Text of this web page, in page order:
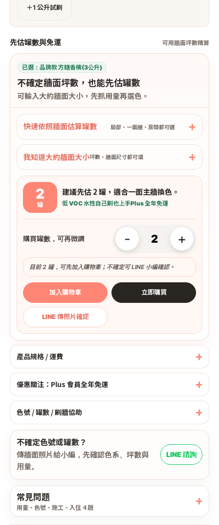
＋1 公升試刷
先估罐數與免運 可用牆面坪數精算
已選： 品牌款 方糖香檳(3公升)
不確定牆面坪數，也能先估罐數
可輸入大約牆面大小，先抓用量再選色。
快速依照牆面估算罐數 局部、一面牆、房間都可選
我知道大約牆面大小坪數、牆面尺寸都可填
2
罐
建議先估 2 罐，適合一面主牆換色。
低 VOC 水性自己刷也上手Plus 全年免運
購買罐數，可再微調 - +
目前 2 罐，可先加入購物車；不確定可 LINE 小編確認。
加入購物車 立即購買
LINE 傳照片確認
產品規格 / 運費
優惠關注：Plus 會員全年免運
色號 / 罐數 / 刷牆協助
不確定色號或罐數？
傳牆面照片給小編，先確認色系、坪數與
用量。
LINE 諮詢
常見問題
用量、色號、施工、入住 4 題